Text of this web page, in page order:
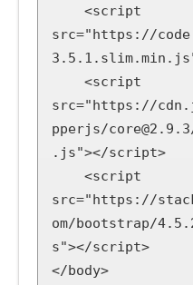
src="https://
src="https://
pperjs/
.js"></script>
src="https://
om/bootstrap/
s"></script>
</body>